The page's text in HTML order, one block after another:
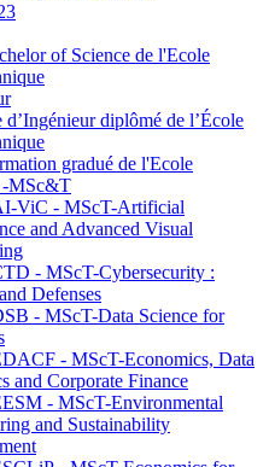
of Science de l'Ecole
diplômé de l’École
gradué de l'Ecole
-MSc&T
ViC - MScT-Artificial
and Advanced Visual
- MScT-Cybersecurity :
Defenses
- MScT-Data Science for
- MScT-Economics, Data
and Corporate Finance
- MScT-Environmental
and Sustainability